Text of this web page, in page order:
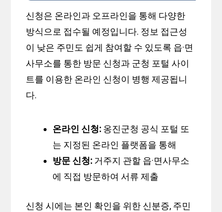
신청은 온라인과 오프라인을 통해 다양한
방식으로 접수될 예정입니다. 정보 접근성
이 낮은 주민도 쉽게 참여할 수 있도록 읍·면
사무소를 통한 방문 신청과 군청 포털 사이
트를 이용한 온라인 신청이 병행 제공됩니
다.
온라인 신청: 옹진군청 공식 포털 또
는 지정된 온라인 플랫폼을 통해
방문 신청: 거주지 관할 읍·면사무소
에 직접 방문하여 서류 제출
신청 시에는 본인 확인을 위한 신분증, 주민